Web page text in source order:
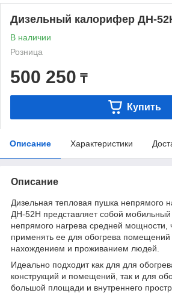
Дизельный калорифер ДН-
В наличии
Розница
500 250 ₸
Купить
Описание Характеристики
Описание
Дизельная тепловая пушка
ДН-52Н представляет собой мобильный
непрямого нагрева средней мощности,
применять ее для обогрева
нахождением и проживанием людей.
Идеально подходит как для для
конструкций и помещений, так и для
большой площади и внутреннего